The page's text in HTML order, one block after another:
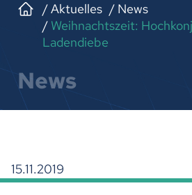
Aktuelles
News
Weihnachtszeit:
Ladendiebe
News
15.11.2019